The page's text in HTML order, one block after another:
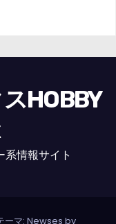
HOBBY
情報サイト
ーマ: Newses by